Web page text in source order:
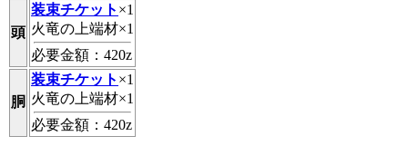
頭
装束チケット ×1
火竜の上端材×1
必要金額：420z
胴
装束チケット ×1
火竜の上端材×1
必要金額：420z